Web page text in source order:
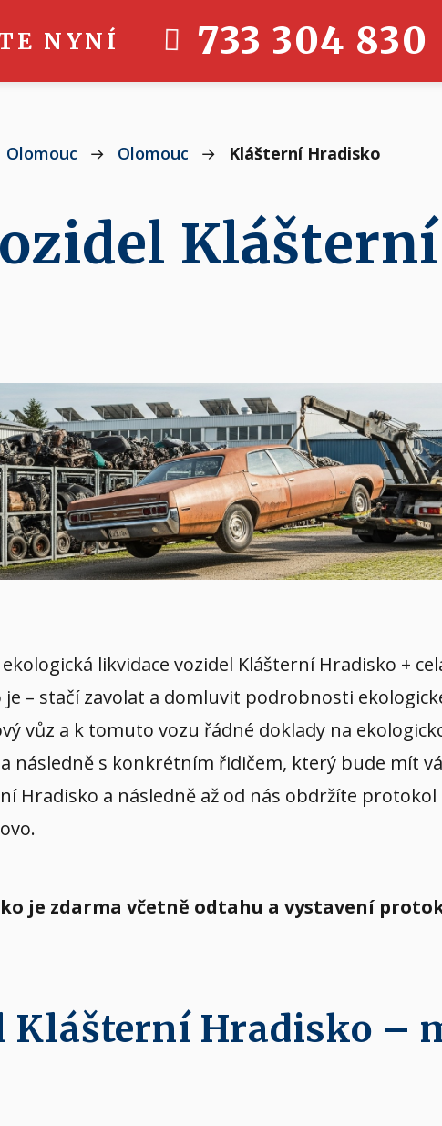
NYNÍ 733 304 830
Olomouc → Olomouc → Klášterní Hradisko
likvidace vozidel Klášterní Hradisko +
– stačí zavolat a domluvit podrobnosti
vůz a k tomuto vozu řádné doklady na
následně s konkrétním řidičem, který bude mít
Hradisko a následně až od nás obdržíte
je zdarma včetně odtahu a vystavení
Klášterní Hradisko –